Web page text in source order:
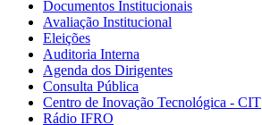
Documentos Institucionais
Avaliação Institucional
Eleições
Auditoria Interna
Agenda dos Dirigentes
Consulta Pública
Centro de Inovação Tecnológica - CIT
Rádio IFRO